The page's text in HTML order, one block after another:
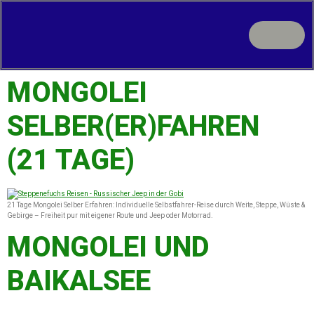
MONGOLEI
SELBER(ER)FAHREN
(21 TAGE)
21 Tage Mongolei Selber Erfahren: Individuelle Selbstfahrer-Reise durch Weite, Steppe, Wüste &
Gebirge – Freiheit pur mit eigener Route und Jeep oder Motorrad.
MONGOLEI UND
BAIKALSEE